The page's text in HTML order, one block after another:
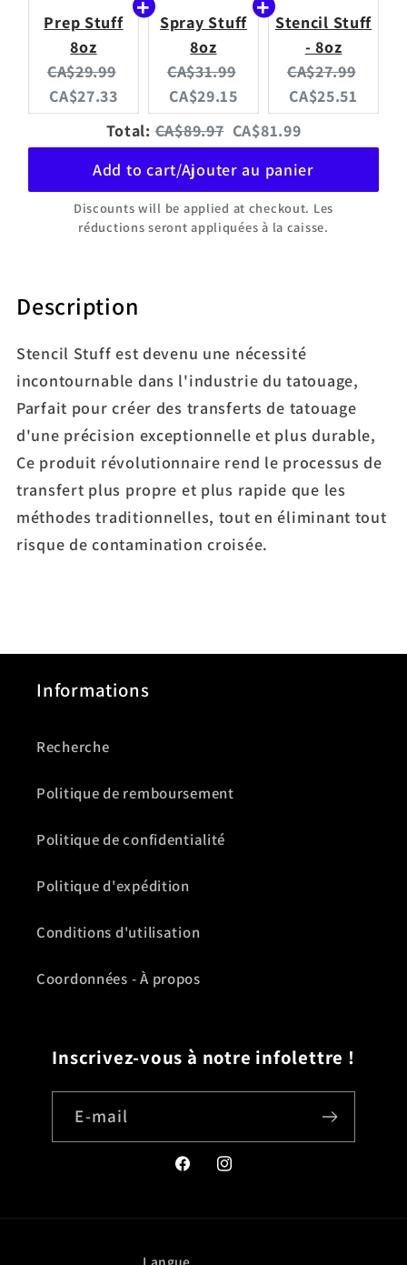
Prep Stuff
8oz
Original
price:
CA$29.99
Current
CA$27.33
Spray Stuff
8oz
Original
price:
CA$31.99
Current
CA$29.15
Stencil Stuff
- 8oz
Original
price:
CA$27.99
CA$25.51
Total:Original
price
CA$89.97 Discounted
price
CA$81.99
Add to cart/Ajouter au panier
Discounts will be applied at checkout. Les
réductions seront appliquées à la caisse.
Description
Stencil Stuff est devenu une nécessité
incontournable dans l'industrie du tatouage,
Parfait pour créer des transferts de tatouage
d'une précision exceptionnelle et plus durable,
Ce produit révolutionnaire rend le processus de
transfert plus propre et plus rapide que les
méthodes traditionnelles, tout en éliminant tout
risque de contamination croisée.
Informations
Recherche
Politique de remboursement
Politique de confidentialité
Politique d'expédition
Conditions d'utilisation
Coordonnées - À propos
Inscrivez-vous à notre infolettre !
E-mail
FacebookInstagram
Langue